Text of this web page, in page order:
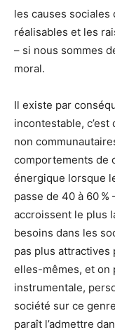
les causes
réalisables et les
– si nous sommes
moral.
Il existe par
incontestable,
non
comportements de
énergique lorsque
passe de 40 à 60
accroissent le plus
besoins dans les
pas plus attractives
elles-mêmes, et on
instrumentale,
société sur ce
paraît l’admettre